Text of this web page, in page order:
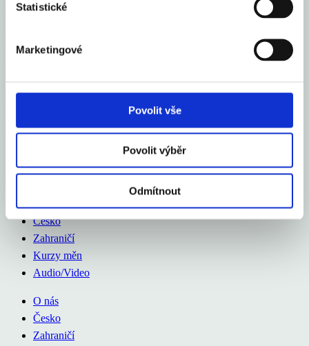
Statistické
Marketingové
Povolit vše
Povolit výběr
Odmítnout
% více než v roce 2024
2 %
Celý článek
Aexport.cz
Česko
Zahraničí
Kurzy měn
Audio/Video
O nás
Česko
Zahraničí